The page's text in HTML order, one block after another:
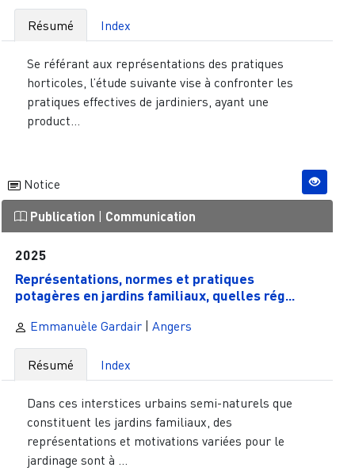
Résumé Index
Se référant aux représentations des pratiques
horticoles, l’étude suivante vise à confronter les
pratiques effectives de jardiniers, ayant une
product...
Notice
Publication Communication
2025
Représentations, normes et pratiques
potagères en jardins familiaux, quelles rég...
Emmanuèle Gardair| Angers
Résumé Index
Dans ces interstices urbains semi-naturels que
constituent les jardins familiaux, des
représentations et motivations variées pour le
jardinage sont à ...